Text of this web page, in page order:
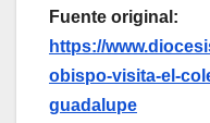
Fuente original:
https://
obispo-visita-el-
guadalupe